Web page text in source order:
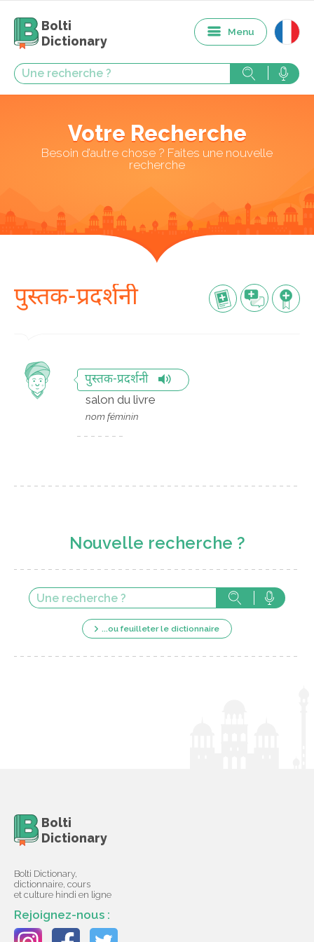
Bolti
Dictionary
Menu
Votre Recherche
Besoin d’autre chose ? Faites une nouvelle
recherche
पुस्तक-प्रदर्शनी
पुस्तक-प्रदर्शनी
salon du livre
nom féminin
Nouvelle recherche ?
...ou feuilleter le dictionnaire
Bolti
Dictionary
Bolti Dictionary,
dictionnaire, cours
et culture hindi en ligne
Rejoignez-nous :